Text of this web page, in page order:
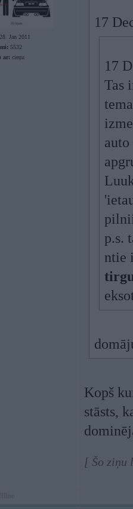
28. Jan 2011
5532
ar: cieņu
17
17
Tas
auto
p.s.
ntie
Kopš
stāsts,
[ Šo ziņu